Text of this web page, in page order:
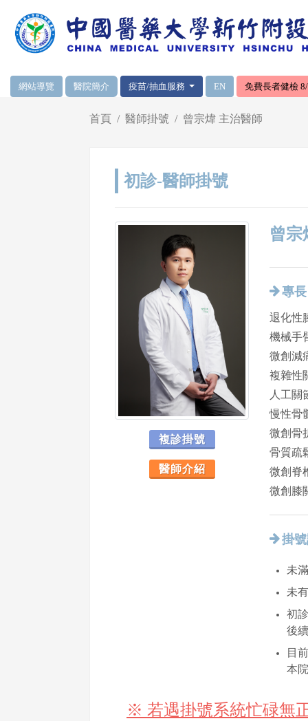
網頁頂端重要消息及連結
網站導覽 醫院簡介 疫苗/抽血服務 EN 免費長者健檢
首頁 醫師掛號 曾宗煒 主治醫師
初診-醫師掛號
複診掛號
醫師介紹
曾宗
專長
退化性
機械手
微創減
複雜性
人工關
慢性骨
微創骨
骨質疏
微創脊
微創膝
掛
未
未
初
後
目
本
※ 若遇掛號系統忙碌無